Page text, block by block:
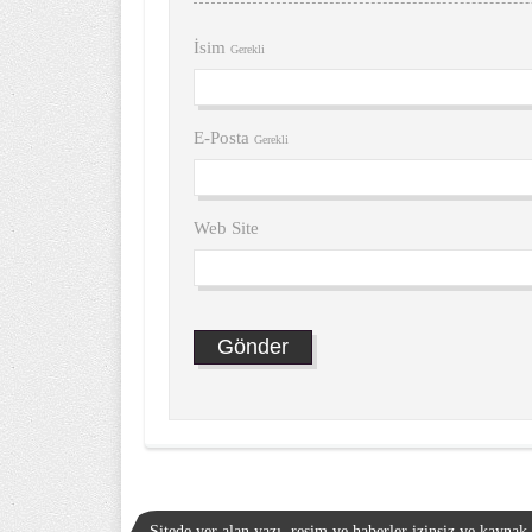
İsim Gerekli
E-Posta Gerekli
Web Site